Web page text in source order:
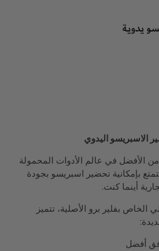
لتكون من الأفضل في عالم الأدوات المحمولة
بإمكانية تحضير اسبريسو بجودة
أينما كنت.
الخاص بفلير برو الأصلية، تتميز
أفضل